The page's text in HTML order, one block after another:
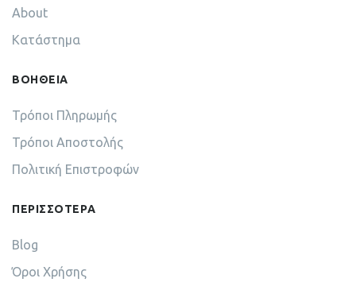
About
Κατάστημα
ΒΟΗΘΕΙΑ
Τρόποι Πληρωμής
Τρόποι Αποστολής
Πολιτική Επιστροφών
ΠΕΡΙΣΣΟΤΕΡΑ
Blog
Όροι Χρήσης